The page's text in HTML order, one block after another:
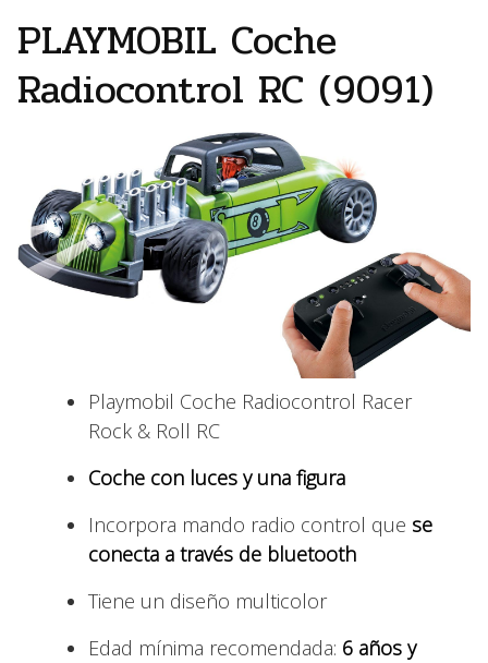
PLAYMOBIL Coche
Radiocontrol RC (9091)
Playmobil Coche Radiocontrol Racer
Rock & Roll RC
Coche con luces y una figura
Incorpora mando radio control que se
conecta a través de bluetooth
Tiene un diseño multicolor
Edad mínima recomendada: 6 años y